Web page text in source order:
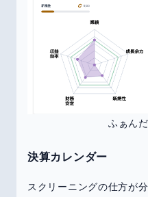
ふぁん
決算カレンダー
スクリーニングの仕方が